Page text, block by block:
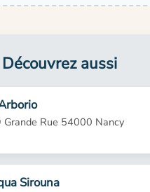
Découvrez aussi
Grande Rue 54000 Nancy
Sirouna